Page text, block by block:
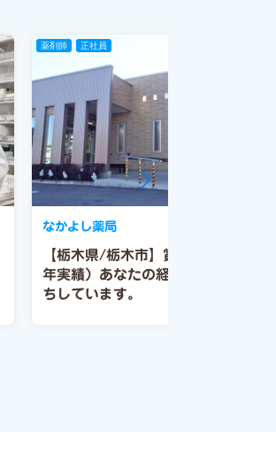
薬剤師 正社員
【栃木県/栃木市】賞与5.5ヶ月（昨
年実績）あなたの経験・やる気お待
ちしています。
なかよし薬局